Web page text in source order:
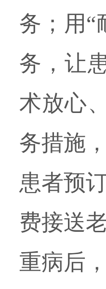
务；用“
务，让
术放心
务措施
患者预
费接送
重病后